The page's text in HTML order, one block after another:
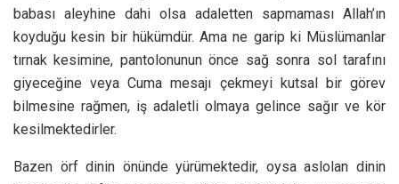
babası aleyhine dahi olsa adaletten sapmaması Allah’ın
koyduğu kesin bir hükümdür. Ama ne garip ki Müslümanlar
tırnak kesimine, pantolonunun önce sağ sonra sol tarafını
giyeceğine veya Cuma mesajı çekmeyi kutsal bir görev
bilmesine rağmen, iş adaletli olmaya gelince sağır ve kör
kesilmektedirler.
Bazen örf dinin önünde yürümektedir, oysa aslolan dinin